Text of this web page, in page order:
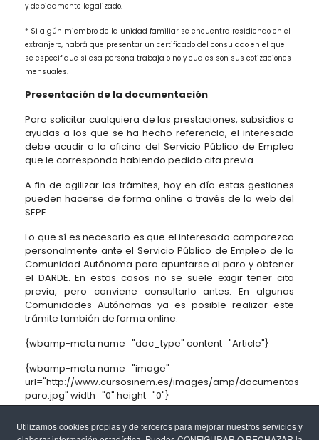
Utilizamos cookies propias y de terceros para mejorar nuestros servicios y
y debidamente legalizado.
* Si algún miembro de la unidad familiar se encuentra residiendo en el
extranjero, habrá que presentar un certificado del consulado en el que
se especifique si esa persona trabaja o no y cuales son sus cotizaciones
mensuales.
Presentación de la documentación
Para solicitar cualquiera de las prestaciones, subsidios o
ayudas a los que se ha hecho referencia, el interesado
debe acudir a la oficina del Servicio Público de Empleo
que le corresponda habiendo pedido cita previa.
A fin de agilizar los trámites, hoy en día estas gestiones
pueden hacerse de forma online a través de la web del
SEPE.
Lo que sí es necesario es que el interesado comparezca
personalmente ante el Servicio Público de Empleo de la
Comunidad Autónoma para apuntarse al paro y obtener
el DARDE. En estos casos no se suele exigir tener cita
previa, pero conviene consultarlo antes. En algunas
Comunidades Autónomas ya es posible realizar este
trámite también de forma online.
{wbamp-meta name="doc_type" content="Article"}
{wbamp-meta name="image"
url="http://www.cursosinem.es/images/amp/documentos-
paro.jpg" width="0" height="0"}